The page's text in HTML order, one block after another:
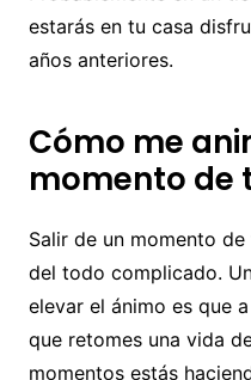
estarás en tu casa
años anteriores.
Cómo me
momento de
Salir de un momento
del todo complicado.
elevar el ánimo es que
que retomes una vida
momentos estás